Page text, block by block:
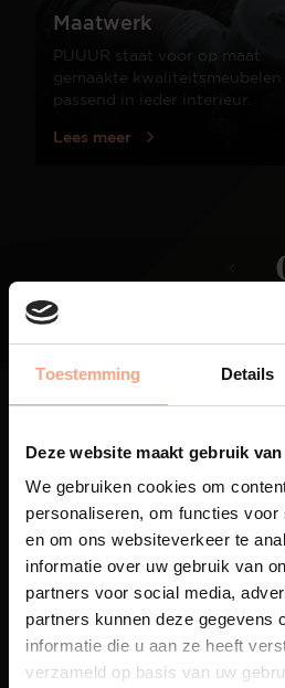
Toestemming Details
Deze website maakt gebruik
We gebruiken cookies om
personaliseren, om functies voor
en om ons websiteverkeer te
informatie over uw gebruik van
partners voor social media,
partners kunnen deze gegevens
informatie die u aan ze heeft
verzameld op basis van uw
Maatwerk
PUUUR staat voor op maat
gemaakte kwaliteitsmeubelen
passend in ieder interieur.
Lees meer
Maatwerk
Een exclusieve
beleving, waar
vakmanschap en design
samenkomen.